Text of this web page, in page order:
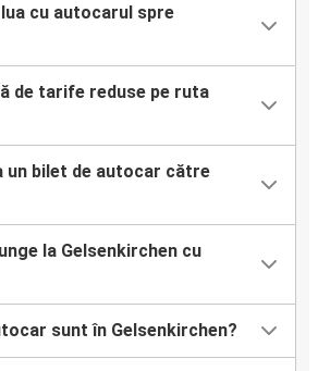
cu autocarul spre
de tarife reduse pe ruta
un bilet de autocar către
la Gelsenkirchen cu
sunt în Gelsenkirchen?